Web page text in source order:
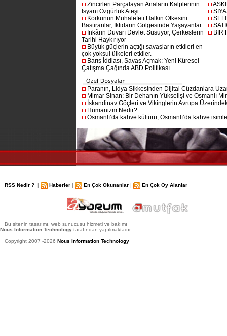
Zincirleri Parçalayan Anaların Kalplerinin
İsyanı Özgürlük Ateşi
Korkunun Muhalefeti Halkın Öfkesini
Bastıranlar, İktidarın Gölgesinde Yaşayanlar
İnkârın Duvarı Devlet Susuyor, Çerkeslerin
Tarihi Haykırıyor
Büyük güçlerin açtığı savaşların etkileri en
çok yoksul ülkeleri etkiler.
Barış İddiası, Savaş Açmak: Yeni Küresel
Çatışma Çağında ABD Politikası
BİR
Paranın, Lidya Sikkesinden Dijital Cüzdanlara
Mimar Sinan: Bir Dehanın Yükselişi ve Osmanlı
İskandinav Göçleri ve Vikinglerin Avrupa
Hümanizm Nedir?
Osmanlı’da kahve kültürü, Osmanlı’da kahve
RSS Nedir ? | Haberler | En Çok Okunanlar | En Çok Oy Alanlar
Bu sitenin tasarımı, web sunucusu hizmeti ve bakımı
Nous Information Technology tarafından yapılmaktadır.
Copyright 2007 -2026 Nous Information Technology